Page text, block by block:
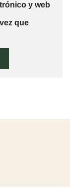
y web
que